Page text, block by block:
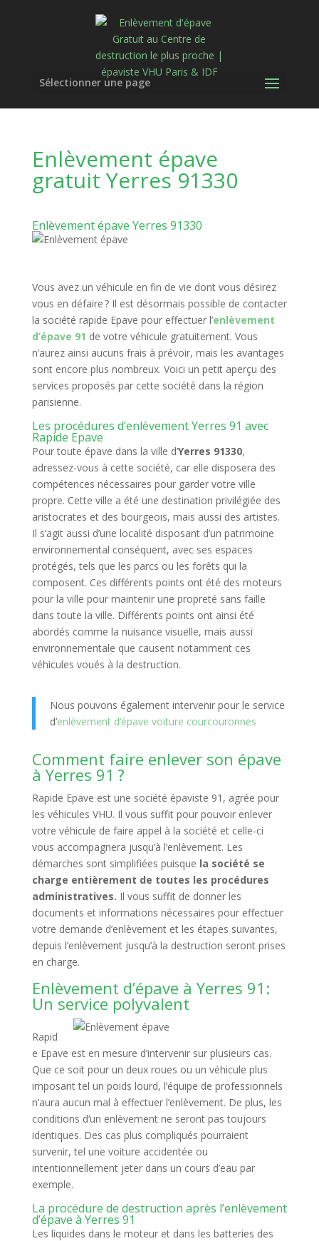
Sélectionner une page
Enlèvement épave
gratuit Yerres 91330
Enlèvement épave Yerres 91330
Vous avez un véhicule en fin de vie dont vous désirez
vous en défaire ? Il est désormais possible de contacter
la société rapide Epave pour effectuer l’enlèvement
d’épave 91 de votre véhicule gratuitement. Vous
n’aurez ainsi aucuns frais à prévoir, mais les avantages
sont encore plus nombreux. Voici un petit aperçu des
services proposés par cette société dans la région
parisienne.
Les procédures d’enlèvement Yerres 91 avec
Rapide Epave
Pour toute épave dans la ville d’Yerres 91330,
adressez-vous à cette société, car elle disposera des
compétences nécessaires pour garder votre ville
propre. Cette ville a été une destination privilégiée des
aristocrates et des bourgeois, mais aussi des artistes.
Il s’agit aussi d’une localité disposant d’un patrimoine
environnemental conséquent, avec ses espaces
protégés, tels que les parcs ou les forêts qui la
composent. Ces différents points ont été des moteurs
pour la ville pour maintenir une propreté sans faille
dans toute la ville. Différents points ont ainsi été
abordés comme la nuisance visuelle, mais aussi
environnementale que causent notamment ces
véhicules voués à la destruction.
Nous pouvons également intervenir pour le service
d’enlèvement d’épave voiture courcouronnes
Comment faire enlever son épave
à Yerres 91 ?
Rapide Epave est une société épaviste 91, agrée pour
les véhicules VHU. Il vous suffit pour pouvoir enlever
votre véhicule de faire appel à la société et celle-ci
vous accompagnera jusqu’à l’enlèvement. Les
démarches sont simplifiées puisque la société se
charge entièrement de toutes les procédures
administratives. Il vous suffit de donner les
documents et informations nécessaires pour effectuer
votre demande d’enlèvement et les étapes suivantes,
depuis l’enlèvement jusqu’à la destruction seront prises
en charge.
Enlèvement d’épave à Yerres 91:
Un service polyvalent
Rapid
e Epave est en mesure d’intervenir sur plusieurs cas.
Que ce soit pour un deux roues ou un véhicule plus
imposant tel un poids lourd, l’équipe de professionnels
n’aura aucun mal à effectuer l’enlèvement. De plus, les
conditions d’un enlèvement ne seront pas toujours
identiques. Des cas plus compliqués pourraient
survenir, tel une voiture accidentée ou
intentionnellement jeter dans un cours d’eau par
exemple.
La procédure de destruction après l’enlèvement
d’épave à Yerres 91
Les liquides dans le moteur et dans les batteries des